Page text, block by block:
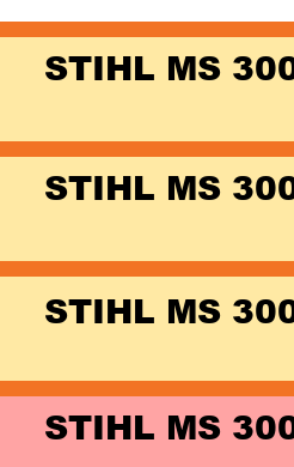
STIHL MS
STIHL MS
STIHL MS
STIHL MS